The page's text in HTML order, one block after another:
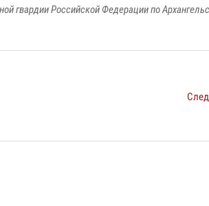
гвардии Российской Федерации по